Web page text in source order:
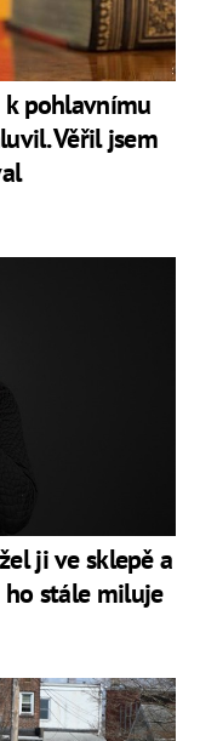
pohlavnímu
Věřil jsem
ji ve sklepě a
stále miluje